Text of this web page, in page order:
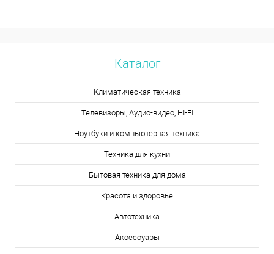
Каталог
Климатическая техника
Телевизоры, Аудио-видео, HI-FI
Ноутбуки и компьютерная техника
Техника для кухни
Бытовая техника для дома
Красота и здоровье
Автотехника
Аксессуары